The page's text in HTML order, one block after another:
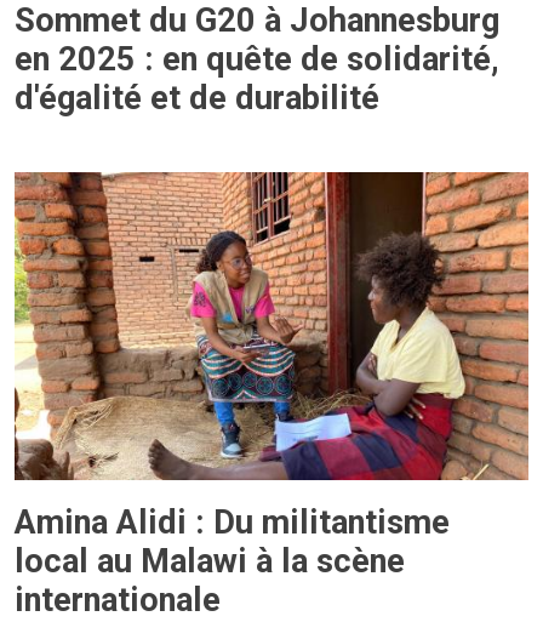
Sommet du G20 à Johannesburg
en 2025 : en quête de solidarité,
d'égalité et de durabilité
Amina Alidi : Du militantisme
local au Malawi à la scène
internationale